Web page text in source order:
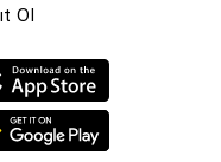
Ol